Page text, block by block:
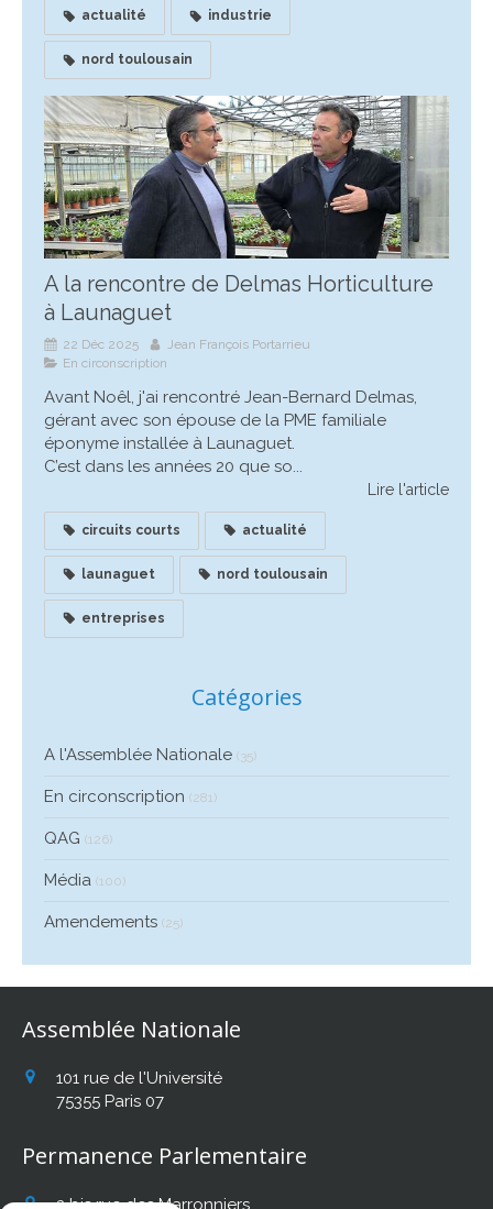
actualité industrie
nord toulousain
A la rencontre de Delmas Horticulture
à Launaguet
22 Déc 2025
Jean François Portarrieu
En circonscription
Avant Noêl, j'ai rencontré Jean-Bernard Delmas,
gérant avec son épouse de la PME familiale
éponyme installée à Launaguet.
C’est dans les années 20 que so...
Lire l'article
circuits courts actualité
launaguet nord toulousain
entreprises
Catégories
A l'Assemblée Nationale (35)
En circonscription (281)
QAG (126)
Média (100)
Amendements (25)
Assemblée Nationale
101 rue de l'Université
75355 Paris 07
Permanence Parlementaire
2 bis rue des Marronniers